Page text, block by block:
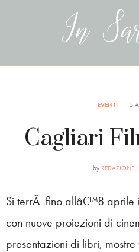
EVENTI 5
Cagliari
by
Si terrÃ fino allâ€™8 aprile
con nuove proiezioni di
presentazioni di libri,